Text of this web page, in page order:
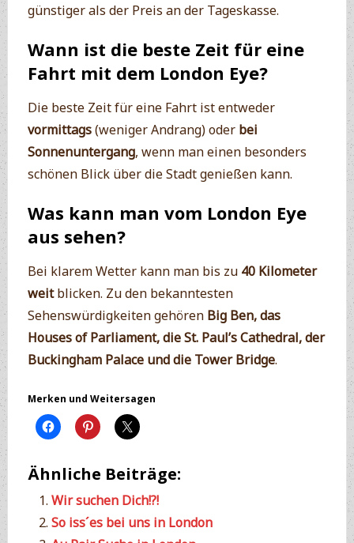
günstiger als der Preis an der Tageskasse.
Wann ist die beste Zeit für eine
Fahrt mit dem London Eye?
Die beste Zeit für eine Fahrt ist entweder
vormittags(weniger Andrang) oder bei
Sonnenuntergang, wenn man einen besonders
schönen Blick über die Stadt genießen kann.
Was kann man vom London Eye
aus sehen?
Bei klarem Wetter kann man bis zu 40 Kilometer
weitblicken. Zu den bekanntesten
Sehenswürdigkeiten gehören Big Ben, das
Houses of Parliament, die St. Paul’s Cathedral, der
Buckingham Palace und die Tower Bridge.
Merken und Weitersagen
Ähnliche Beiträge:
Wir suchen Dich!?!
So iss´es bei uns in London